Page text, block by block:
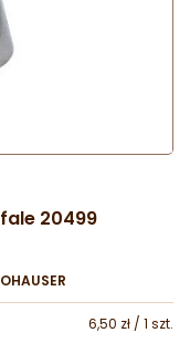
20499
6,50 zł / 1 szt.